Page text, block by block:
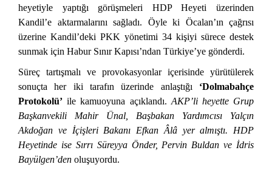
heyetiyle yaptığı görüşmeleri HDP Heyeti üzerinden
Kandil’e aktarmalarını sağladı. Öyle ki Öcalan’ın çağrısı
üzerine Kandil’deki PKK yönetimi 34 kişiyi sürece destek
sunmak için Habur Sınır Kapısı’ndan Türkiye’ye gönderdi.
Süreç tartışmalı ve provokasyonlar içerisinde yürütülerek
sonuçta her iki tarafın üzerinde anlaştığı ‘Dolmabahçe
Protokolü’ ile kamuoyuna açıklandı. AKP’li heyette Grup
Başkanvekili Mahir Ünal, Başbakan Yardımcısı Yalçın
Akdoğan ve İçişleri Bakanı Efkan Âlâ yer almıştı. HDP
Heyetinde ise Sırrı Süreyya Önder, Pervin Buldan ve İdris
Bayülgen’den oluşuyordu.